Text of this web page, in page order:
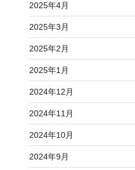
2025年4月
2025年3月
2025年2月
2025年1月
2024年12月
2024年11月
2024年10月
2024年9月